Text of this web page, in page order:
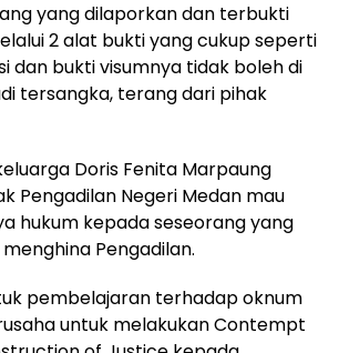
yang dilaporkan dan terbukti
2 alat bukti yang cukup seperti
dan bukti visumnya tidak boleh di
tersangka, terang dari pihak
Doris Fenita Marpaung
Pengadilan Negeri Medan mau
hukum kepada seseorang yang
Pengadilan.
pembelajaran terhadap oknum
untuk melakukan Contempt